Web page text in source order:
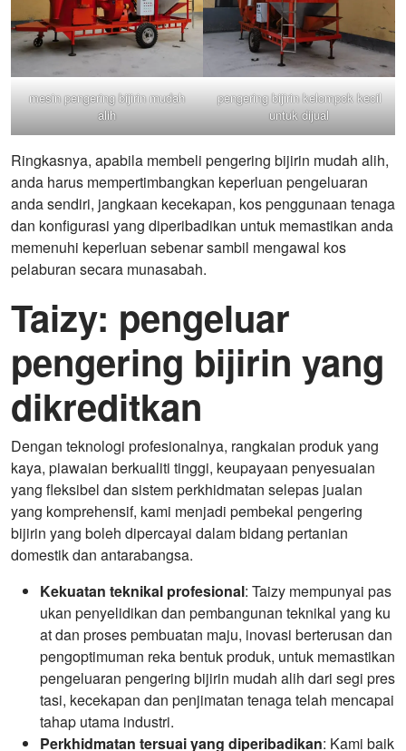
mesin pengering bijirin mudah
alih
pengering bijirin kelompok kecil
untuk dijual
Ringkasnya, apabila membeli pengering bijirin mudah alih,
anda harus mempertimbangkan keperluan pengeluaran
anda sendiri, jangkaan kecekapan, kos penggunaan tenaga
dan konfigurasi yang diperibadikan untuk memastikan anda
memenuhi keperluan sebenar sambil mengawal kos
pelaburan secara munasabah.
Taizy: pengeluar
pengering bijirin yang
dikreditkan
Dengan teknologi profesionalnya, rangkaian produk yang
kaya, piawaian berkualiti tinggi, keupayaan penyesuaian
yang fleksibel dan sistem perkhidmatan selepas jualan
yang komprehensif, kami menjadi pembekal pengering
bijirin yang boleh dipercayai dalam bidang pertanian
domestik dan antarabangsa.
Kekuatan teknikal profesional: Taizy mempunyai pas
ukan penyelidikan dan pembangunan teknikal yang ku
at dan proses pembuatan maju, inovasi berterusan dan
pengoptimuman reka bentuk produk, untuk memastikan
pengeluaran pengering bijirin mudah alih dari segi pres
tasi, kecekapan dan penjimatan tenaga telah mencapai
tahap utama industri.
Perkhidmatan tersuai yang diperibadikan: Kami baik